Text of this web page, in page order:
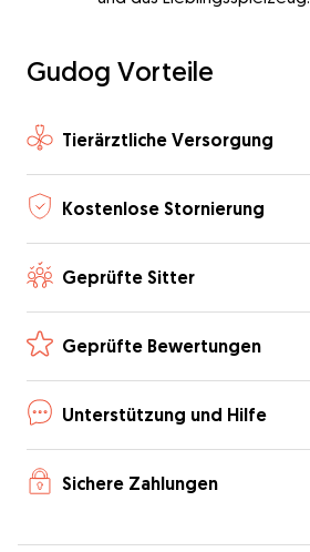
Gudog Vorteile
Tierärztliche Versorgung
Kostenlose Stornierung
Geprüfte Sitter
Geprüfte Bewertungen
Unterstützung und Hilfe
Sichere Zahlungen